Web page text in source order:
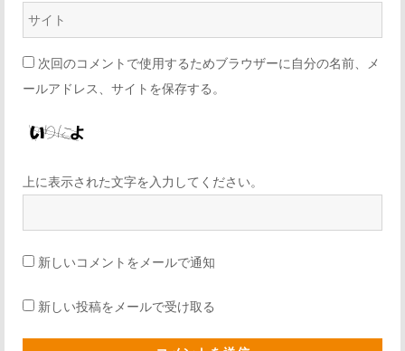
ル
*
ウ
ェ
ブ
サ
ト
次回のコメントで使用するためブラウザーに自分の名前、メ
ールアドレス、サイトを保存する。
上に表示された文字を入力してください。
新しいコメントをメールで通知
新しい投稿をメールで受け取る